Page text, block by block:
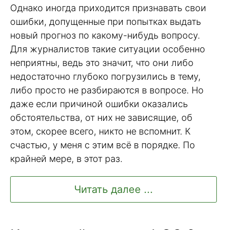
Однако иногда приходится признавать свои
ошибки, допущенные при попытках выдать
новый прогноз по какому-нибудь вопросу.
Для журналистов такие ситуации особенно
неприятны, ведь это значит, что они либо
недостаточно глубоко погрузились в тему,
либо просто не разбираются в вопросе. Но
даже если причиной ошибки оказались
обстоятельства, от них не зависящие, об
этом, скорее всего, никто не вспомнит. К
счастью, у меня с этим всё в порядке. По
крайней мере, в этот раз.
Читать далее ...